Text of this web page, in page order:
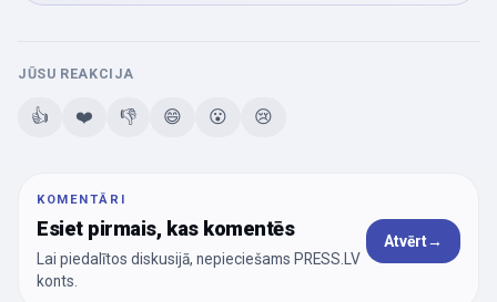
JŪSU REAKCIJA
👍 ❤️ 👎 😄 😮 😢
KOMENTĀRI
Esiet pirmais, kas komentēs
Lai piedalītos diskusijā, nepieciešams PRESS.LV
konts.
Atvērt→